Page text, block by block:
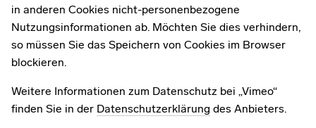
in anderen Cookies nicht-personenbezogene
Nutzungsinformationen ab. Möchten Sie dies verhindern,
so müssen Sie das Speichern von Cookies im Browser
blockieren.
Weitere Informationen zum Datenschutz bei „Vimeo“
finden Sie in der Datenschutzerklärung des Anbieters.